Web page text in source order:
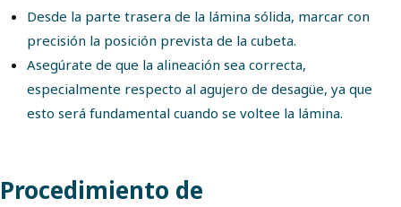
Desde la parte trasera de la lámina sólida, marcar con
precisión la posición prevista de la cubeta.
Asegúrate de que la alineación sea correcta,
especialmente respecto al agujero de desagüe, ya que
esto será fundamental cuando se voltee la lámina.
Procedimiento de